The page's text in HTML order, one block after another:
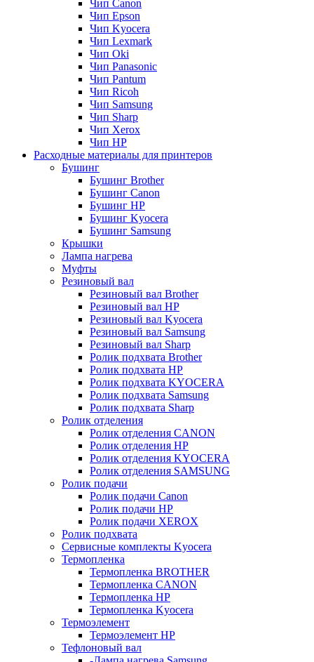
Чип Canon
Чип Epson
Чип Kyocera
Чип Lexmark
Чип Oki
Чип Panasonic
Чип Pantum
Чип Ricoh
Чип Samsung
Чип Sharp
Чип Xerox
Чип НР
Расходные материалы для принтеров
Бушинг
Бушинг Brother
Бушинг Canon
Бушинг HP
Бушинг Kyocera
Бушинг Samsung
Крышки
Лампа нагрева
Муфты
Резиновый вал
Резиновый вал Brother
Резиновый вал HP
Резиновый вал Kyocera
Резиновый вал Samsung
Резиновый вал Sharp
Ролик подхвата Brother
Ролик подхвата HP
Ролик подхвата KYOCERA
Ролик подхвата Samsung
Ролик подхвата Sharp
Ролик отделения
Ролик отделения CANON
Ролик отделения HP
Ролик отделения KYOCERA
Ролик отделения SAMSUNG
Ролик подачи
Ролик подачи Canon
Ролик подачи HP
Ролик подачи XEROX
Ролик подхвата
Сервисные комплекты Kyocera
Термопленка
Термопленка BROTHER
Термопленка CANON
Термопленка HP
Термопленка Kyocera
Термоэлемент
Термоэлемент НР
Тефлоновый вал